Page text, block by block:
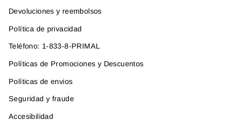
Devoluciones y reembolsos
Política de privacidad
Teléfono: 1-833-8-PRIMAL
Políticas de Promociones y Descuentos
Políticas de envios
Seguridad y fraude
Accesibilidad